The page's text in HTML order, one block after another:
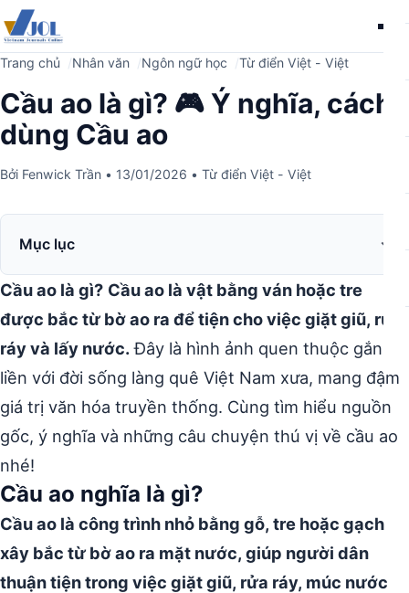
Trang chủ Nhân văn Ngôn ngữ học Từ điển Việt - Việt
Cầu ao là gì? 🎮 Ý nghĩa, cách
dùng Cầu ao
Bởi Fenwick Trần • 13/01/2026 • Từ điển Việt - Việt
Mục lục
Cầu ao là gì? Cầu ao là vật bằng ván hoặc tre
được bắc từ bờ ao ra để tiện cho việc giặt giũ, rửa
ráy và lấy nước.Đây là hình ảnh quen thuộc gắn
liền với đời sống làng quê Việt Nam xưa, mang đậm
giá trị văn hóa truyền thống. Cùng tìm hiểu nguồn
gốc, ý nghĩa và những câu chuyện thú vị về cầu ao
nhé!
Cầu ao nghĩa là gì?
Cầu ao là công trình nhỏ bằng gỗ, tre hoặc gạch
xây bắc từ bờ ao ra mặt nước, giúp người dân
thuận tiện trong việc giặt giũ, rửa ráy, múc nước